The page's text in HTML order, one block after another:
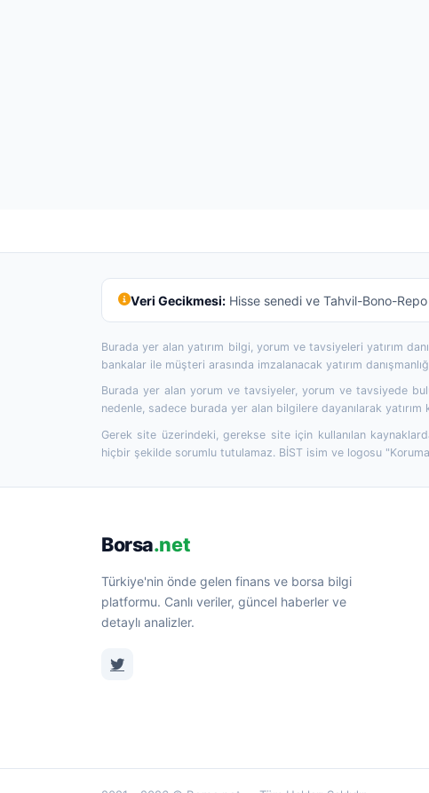
Veri Gecikmesi:Hisse senedi ve Tahvil-Bono-
Burada yer alan yatırım bilgi, yorum ve tavsiyeleri yatırım
bankalar ile müşteri arasında imzalanacak yatırım
Burada yer alan yorum ve tavsiyeler, yorum ve tavsiyede
nedenle, sadece burada yer alan bilgilere dayanılarak
Gerek site üzerindeki, gerekse site için kullanılan
hiçbir şekilde sorumlu tutulamaz. BİST isim ve logosu
Borsa.net
Türkiye'nin önde gelen finans ve borsa bilgi
platformu. Canlı veriler, güncel haberler ve
detaylı analizler.